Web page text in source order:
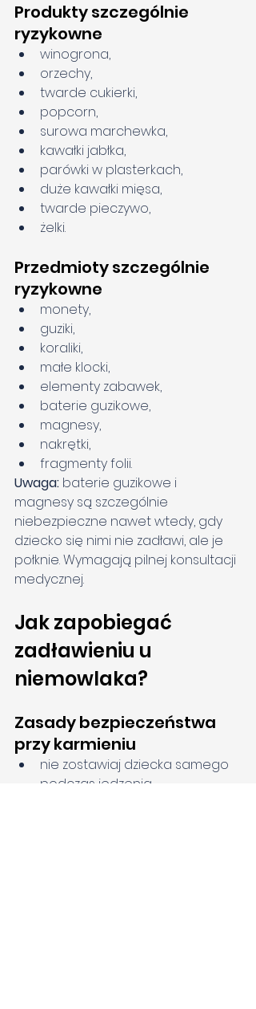
Produkty szczególnie
ryzykowne
winogrona,
orzechy,
twarde cukierki,
popcorn,
surowa marchewka,
kawałki jabłka,
parówki w plasterkach,
duże kawałki mięsa,
twarde pieczywo,
żelki.
Przedmioty szczególnie
ryzykowne
monety,
guziki,
koraliki,
małe klocki,
elementy zabawek,
baterie guzikowe,
magnesy,
nakrętki,
fragmenty folii.
Uwaga: baterie guzikowe i
magnesy są szczególnie
niebezpieczne nawet wtedy, gdy
dziecko się nimi nie zadławi, ale je
połknie. Wymagają pilnej konsultacji
medycznej.
Jak zapobiegać
zadławieniu u
niemowlaka?
Zasady bezpieczeństwa
przy karmieniu
nie zostawiaj dziecka samego
podczas jedzenia,